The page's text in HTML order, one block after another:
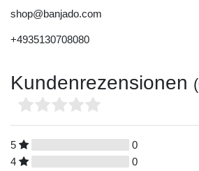
shop@banjado.com
+4935130708080
Kundenrezensionen
5
0
4
0